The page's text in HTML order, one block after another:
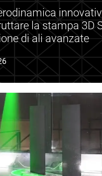
la stampa 3D
di ali avanzate